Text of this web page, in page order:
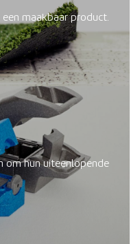
maakbaar product.
om hun uiteenlopende